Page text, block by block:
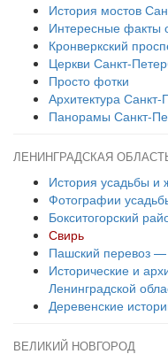
История мостов
Интересные факты
Кронверкский
Церкви Санкт-
Просто фотки
Архитектура Санкт-
Панорамы Санкт-
ЛЕНИНГРАДСКАЯ
История усадьбы и
Фотографии
Бокситогорский
Свирь
Пашский перевоз
Исторические и
Ленинградской
Деревенские
ВЕЛИКИЙ НОВГОРОД